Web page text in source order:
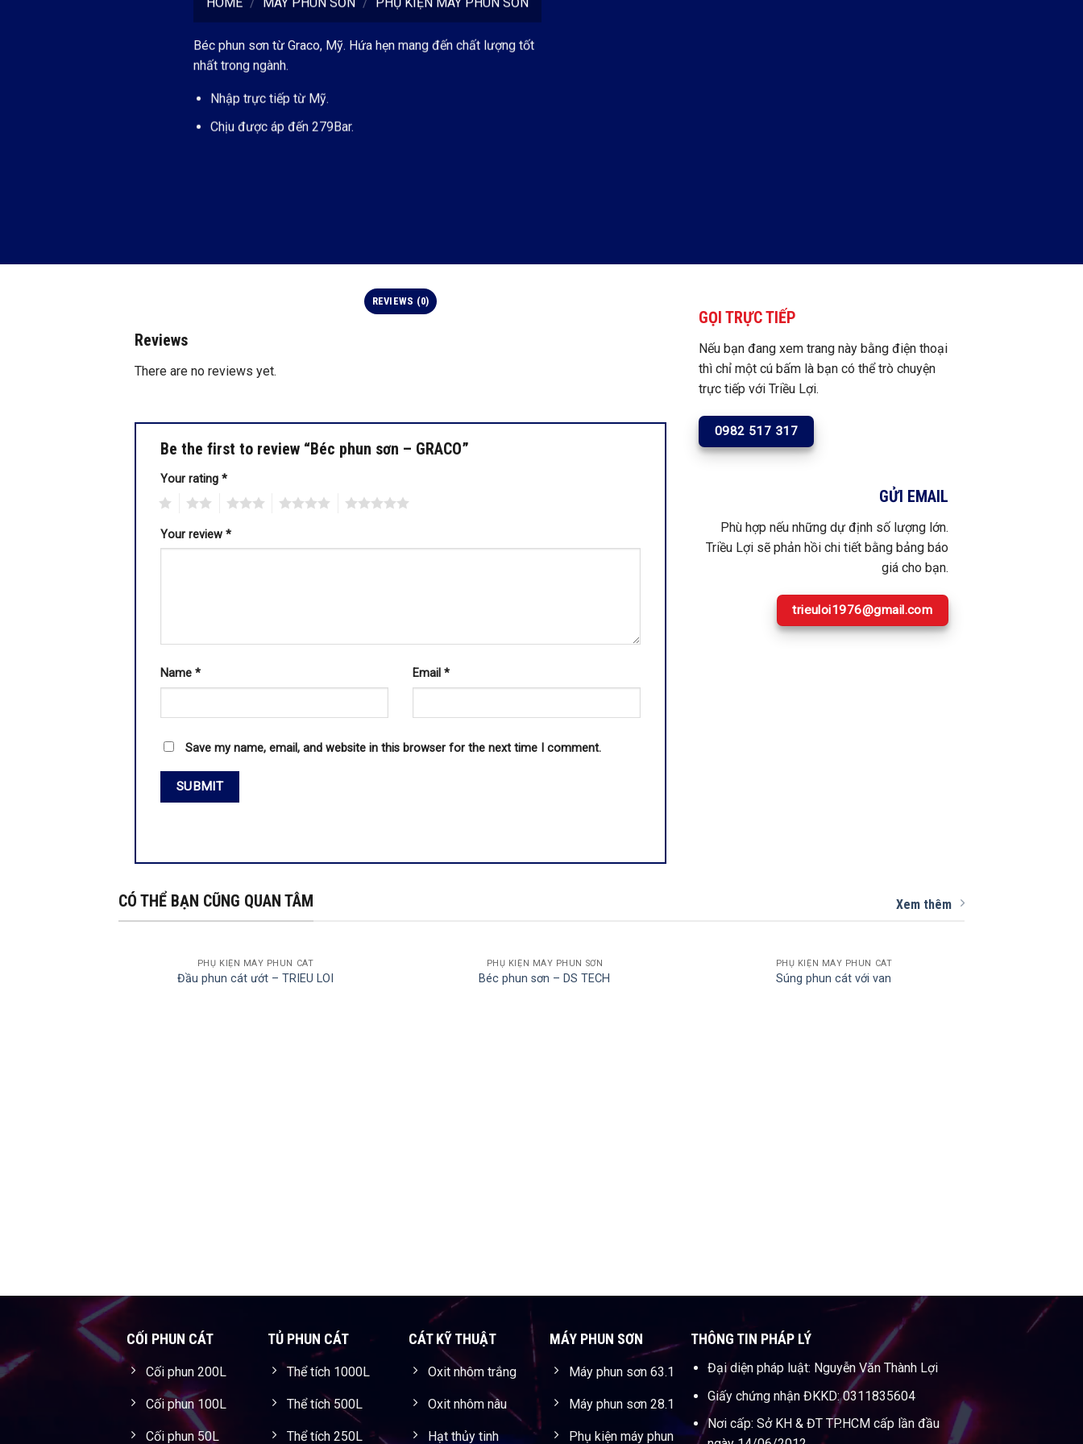
Béc phun sơn từ Graco, Mỹ. Hứa hẹn mang đến chất lượng tốt
nhất trong ngành.
Nhập trực tiếp từ Mỹ.
Chịu được áp đến 279Bar.
REVIEWS (0)
Reviews
There are no reviews yet.
Be the first to review “Béc phun sơn – GRACO”
Your rating *
Your review *
Name * Email *
Save my name, email, and website in this browser for the next time I comment.
GỌI TRỰC TIẾP
Nếu bạn đang xem trang này bằng điện thoại
thì chỉ một cú bấm là bạn có thể trò chuyện
trực tiếp với Triều Lợi.
0982 517 317
GỬI EMAIL
Phù hợp nếu những dự định số lượng lớn.
Triều Lợi sẽ phản hồi chi tiết bằng bảng báo
giá cho bạn.
trieuloi1976@gmail.com
CÓ THỂ BẠN CŨNG QUAN TÂM Xem thêm
PHỤ KIỆN MÁY PHUN CÁT
Đầu phun cát ướt – TRIEU LOI
PHỤ KIỆN MÁY PHUN SƠN
Béc phun sơn – DS TECH
PHỤ KIỆN MÁY PHUN CÁT
Súng phun cát với van
CỐI PHUN CÁT
Cối phun 200L
Cối phun 100L
Cối phun 50L
TỦ PHUN CÁT
Thể tích 1000L
Thể tích 500L
Thể tích 250L
CÁT KỸ THUẬT
Oxit nhôm trắng
Oxit nhôm nâu
Hạt thủy tinh
MÁY PHUN SƠN
Máy phun sơn 63.1
Máy phun sơn 28.1
Phụ kiện máy phun
THÔNG TIN PHÁP LÝ
Đại diện pháp luật: Nguyễn Văn Thành Lợi
Giấy chứng nhận ĐKKD: 0311835604
Nơi cấp: Sở KH & ĐT TP.HCM cấp lần đầu